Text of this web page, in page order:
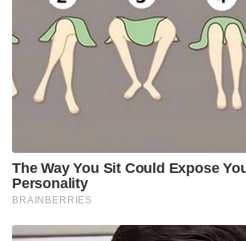
എതിർക്കുന്നതിനും വേണ്ടിയല്ല
മറിച്ച് ജനങ്ങൾക്ക് നന്മ
തൃണമൂൽ കോൺഗ്രസാണ് ഇങ്ങോട്ട്
എന്നും അമിത് ഷാ പറഞ്ഞു.
സുപ്രീംകോടതിയുടെയും
ഉണ്ടാക്കിയവർക്കെതിരെ കേസ്
തിരഞ്ഞെടുപ്പിൽ വിജയിച്ചതിന്
പ്രവർത്തകർ ഓരോന്നായി
ആണ് കേസ് എടുത്തത്. തൃണമൂൽ